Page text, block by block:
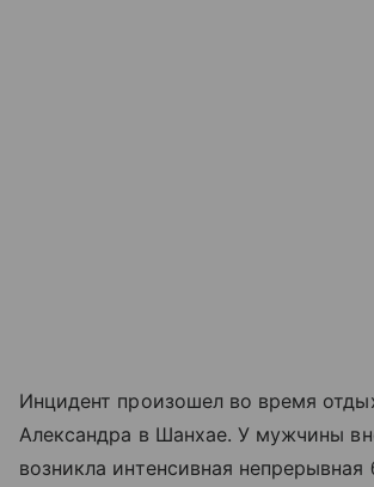
Инцидент произошел во время
Александра в Шанхае. У мужчины
возникла интенсивная непрерывная